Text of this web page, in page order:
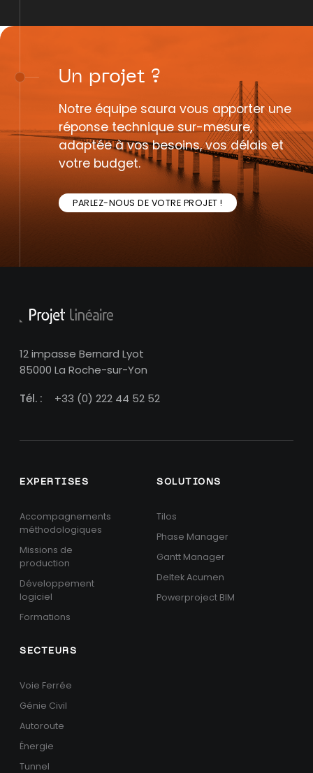
Un projet ?
Notre équipe saura vous apporter une
réponse technique sur-mesure,
adaptée à vos besoins, vos délais et
votre budget.
PARLEZ-NOUS DE VOTRE PROJET !
12 impasse Bernard Lyot
85000 La Roche-sur-Yon
Tél. :
+33 (0) 222 44 52 52
EXPERTISES
Accompagnements
méthodologiques
Missions de
production
Développement
logiciel
Formations
SOLUTIONS
Tilos
Phase Manager
Gantt Manager
Deltek Acumen
Powerproject BIM
SECTEURS
Voie Ferrée
Génie Civil
Autoroute
Énergie
Tunnel